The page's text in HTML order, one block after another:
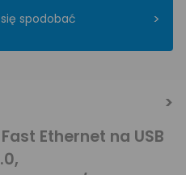
spodobać >
Ethernet na USB